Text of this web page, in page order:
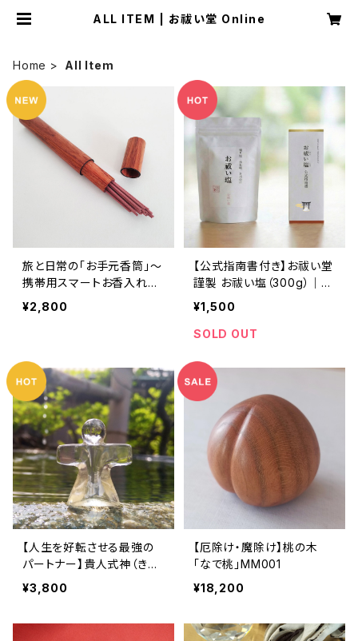
ALL ITEM | お祓い堂 Online
Home All Item
旅と日常の「お手元香筒」〜
携帯用スマートお香入れ
（お試し香10本付き）〜
¥2,800
【公式指南書付き】お祓い堂
謹製 お祓い塩（300g）｜盛
り塩・お祓い用・浄化用
¥1,500
SOLD OUT
【人生を好転させる最強の
パートナー】貴人式神（きじ
んしきがみ） - あなた専属
の霊的秘書 -
¥3,800
【厄除け・魔除け】桃の木
「なで桃」MM001
¥18,200